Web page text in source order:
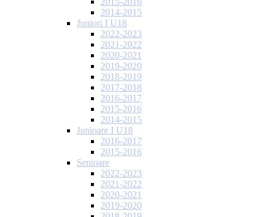
2014-2015
Juniori I U18
2022-2023
2021-2022
2020-2021
2019-2020
2018-2019
2017-2018
2016-2017
2015-2016
2014-2015
Junioare I U18
2016-2017
2015-2016
Senioare
2022-2023
2021-2022
2020-2021
2019-2020